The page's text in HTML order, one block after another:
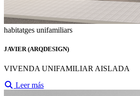
habitatges unifamiliars
JAVIER (ARQDESIGN)
VIVENDA UNIFAMILIAR AISLADA
Leer más